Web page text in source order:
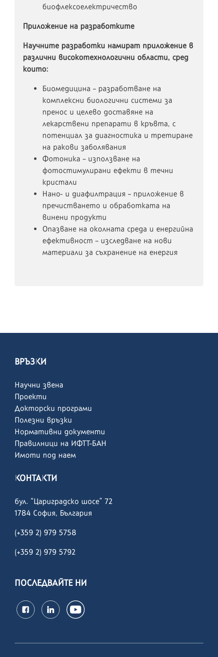
биофлексоелектричество
Приложение на разработките
Научните разработки намират приложение в
различни високотехнологични области, сред
които:
Биомедицина – разработване на
комплексни биологични системи за
пренос и целево доставяне на
лекарствени препарати в кръвта, с
потенциал за диагностика и третиране
на ракови заболявания
Фотоника – използване на
фотостимулирани ефекти в течни
кристали
Нано- и диафилтрация – приложение в
пречистването и обработката на
винени продукти
Опазване на околната среда и енергийна
ефективност – изследване на нови
материали за съхранение на енергия
ВРЪЗКИ
Научни звена
Проекти
Докторски програми
Полезни връзки
Нормативни документи
Правилници на ИФТТ-БАН
Имоти под наем
КОНТАКТИ
бул. “Цариградско шосе” 72
1784 София, България
(+359 2) 979 5758
(+359 2) 979 5792
ПОСЛЕДВАЙТЕ НИ